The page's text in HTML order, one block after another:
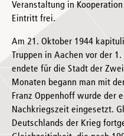
Veranstaltung in
Eintritt frei.
Am 21. Oktober 1944
Truppen in Aachen vor der
endete für die Stadt der
Monaten begann man mit
Franz Oppenhoff wurde der
Nachkriegszeit eingesetzt.
Deutschlands der Krieg